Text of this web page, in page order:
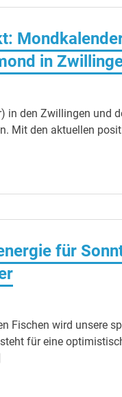
in
in den Zwillingen und
Mit den aktuellen
für
Fischen wird unsere
für eine